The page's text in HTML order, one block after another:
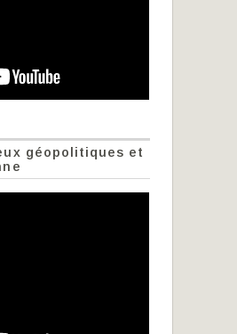
géopolitiques et